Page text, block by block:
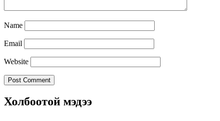
Name
Email
Website
Холбоотой мэдээ